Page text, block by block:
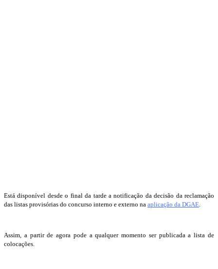
Está disponível desde o final da tarde a notificação da decisão da reclamação
das listas provisórias do concurso interno e externo na aplicação da DGAE.
Assim, a partir de agora pode a qualquer momento ser publicada a lista de
colocações.